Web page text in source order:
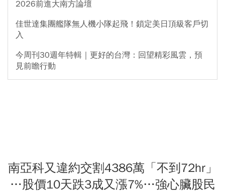
2026前進大南方論壇
佳世達集團艦隊無人機小隊起飛！鎖定美日頂級客戶切
入
今周刊30週年特輯｜更好的台灣：回望精彩風雲，預
見前瞻行動
南亞科又違約交割4386萬「不到72hr」
…股價10天跌3成又漲7%…強心臟股民